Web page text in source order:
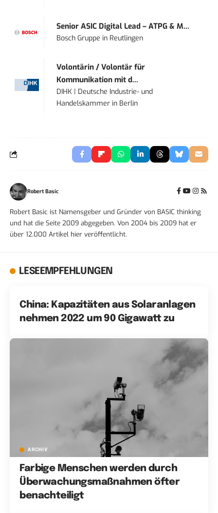
Senior ASIC Digital Lead – ATPG & M...
Bosch Gruppe in Reutlingen
Volontärin / Volontär für
Kommunikation mit d...
DIHK | Deutsche Industrie- und
Handelskammer in Berlin
Robert Basic
Robert Basic ist Namensgeber und Gründer von BASIC thinking
und hat die Seite 2009 abgegeben. Von 2004 bis 2009 hat er
über 12.000 Artikel hier veröffentlicht.
LESEEMPFEHLUNGEN
China: Kapazitäten aus Solaranlagen
nehmen 2022 um 90 Gigawatt zu
ARCHIV
Farbige Menschen werden durch
Überwachungsmaßnahmen öfter
benachteiligt